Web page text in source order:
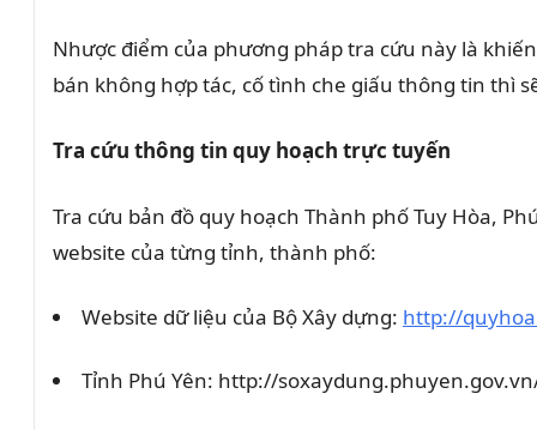
Nhược điểm của phương pháp tra cứu này là
bán không hợp tác, cố tình che giấu thông tin thì
Tra cứu thông tin quy hoạch trực tuyến
Tra cứu bản đồ quy hoạch Thành phố Tuy Hòa,
website của từng tỉnh, thành phố:
Website dữ liệu của Bộ Xây dựng: http://
Tỉnh Phú Yên: http://